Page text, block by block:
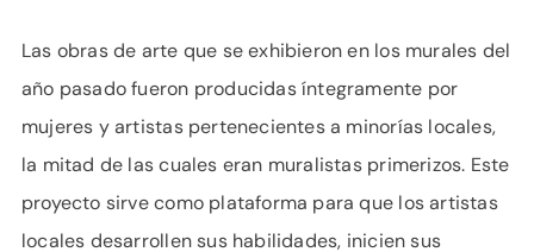
Las obras de arte que se exhibieron en los murales del
año pasado fueron producidas íntegramente por
mujeres y artistas pertenecientes a minorías locales,
la mitad de las cuales eran muralistas primerizos. Este
proyecto sirve como plataforma para que los artistas
locales desarrollen sus habilidades, inicien sus